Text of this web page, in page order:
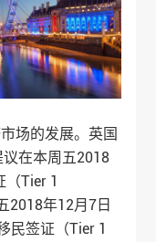
场的发展。英国
在本周五2018
（Tier 1
2018年12月7日
民签证（Tier 1